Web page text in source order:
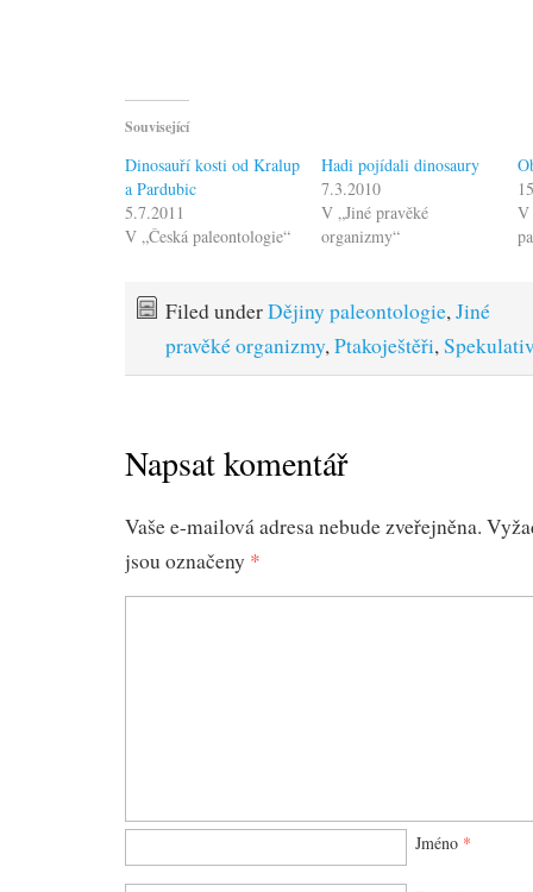
Související
Dinosauří kosti od Kralup
a Pardubic
5.7.2011
V „Česká paleontologie“
Hadi pojídali dinosaury
7.3.2010
V „Jiné pravěké
organizmy“
V
Filed underDějiny paleontologie, Jiné
pravěké organizmy, Ptakoještěři,
Napsat komentář
Vaše e-mailová adresa nebude zveřejněna.
jsou označeny *
Jméno *